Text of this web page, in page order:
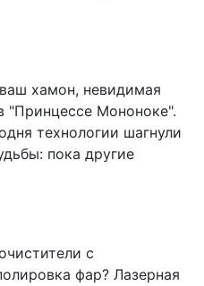
хамон, невидимая
"Принцессе Мононоке".
технологии шагнули
пока другие
с
фар? Лазерная